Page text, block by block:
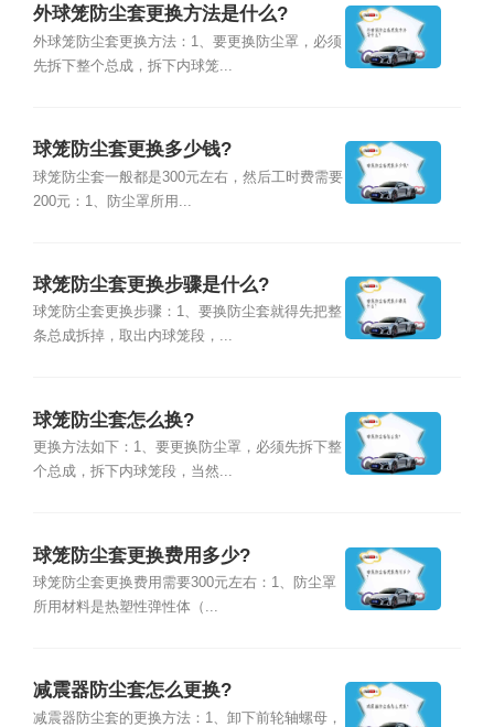
外球笼防尘套更换方法是什么?
外球笼防尘套更换方法：1、要更换防尘罩，必须
先拆下整个总成，拆下内球笼...
球笼防尘套更换多少钱?
球笼防尘套一般都是300元左右，然后工时费需要
200元：1、防尘罩所用...
球笼防尘套更换步骤是什么?
球笼防尘套更换步骤：1、要换防尘套就得先把整
条总成拆掉，取出内球笼段，...
球笼防尘套怎么换?
更换方法如下：1、要更换防尘罩，必须先拆下整
个总成，拆下内球笼段，当然...
球笼防尘套更换费用多少?
球笼防尘套更换费用需要300元左右：1、防尘罩
所用材料是热塑性弹性体（...
减震器防尘套怎么更换?
减震器防尘套的更换方法：1、卸下前轮轴螺母，